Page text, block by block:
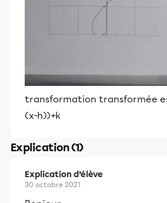
transformation transformée
(x-h))+k
Explication (1)
Explication d’élève
30 octobre 2021